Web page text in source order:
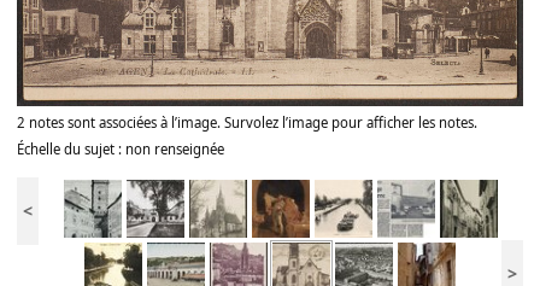
2 notes sont associées à l’image. Survolez l’image pour afficher les notes.
Échelle du sujet : non renseignée
<
>